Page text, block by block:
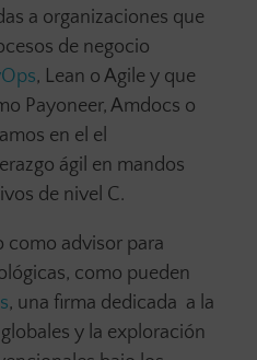
a organizaciones que
de negocio
, Lean o Agile y que
Payoneer, Amdocs o
en el el
ágil en mandos
de nivel C.
como advisor para
como pueden
, una firma dedicada a la
y la exploración